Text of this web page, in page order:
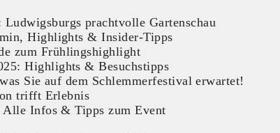
prachtvolle Gartenschau
Highlights & Insider-Tipps
zum Frühlingshighlight
Highlights & Besuchstipps
Sie auf dem Schlemmerfestival erwartet!
trifft Erlebnis
Alle Infos & Tipps zum Event